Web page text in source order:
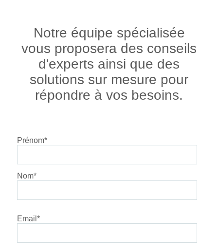
Notre équipe spécialisée
vous proposera des conseils
d'experts ainsi que des
solutions sur mesure pour
répondre à vos besoins.
Prénom*
Nom*
Email *